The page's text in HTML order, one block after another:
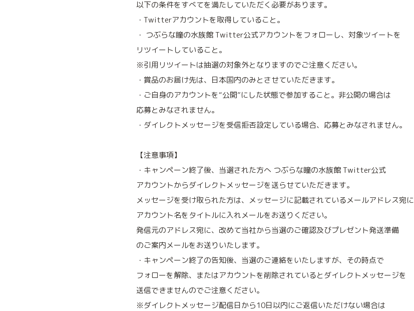
以下の条件をすべてを満たしていただく必要があります。
・Twitterアカウントを取得していること。
・ つぶらな瞳の水族館 Twitter公式アカウントをフォローし、対象ツイートを
リツイートしていること。
※引用リツイートは抽選の対象外となりますのでご注意ください。
・賞品のお届け先は、日本国内のみとさせていただきます。
・ご自身のアカウントを“公開”にした状態で参加すること。非公開の場合は
応募とみなされません。
・ダイレクトメッセージを受信拒否設定している場合、応募とみなされません。
【注意事項】
・キャンペーン終了後、当選された方へ つぶらな瞳の水族館 Twitter公式
アカウントからダイレクトメッセージを送らせていただきます。
メッセージを受け取られた方は、メッセージに記載されているメールアドレス宛に
アカウント名をタイトルに入れメールをお送りください。
発信元のアドレス宛に、改めて当社から当選のご確認及びプレゼント発送準備
のご案内メールをお送りいたします。
・キャンペーン終了の告知後、当選のご連絡をいたしますが、その時点で
フォローを解除、またはアカウントを削除されているとダイレクトメッセージを
送信できませんのでご注意ください。
※ダイレクトメッセージ配信日から10日以内にご返信いただけない場合は